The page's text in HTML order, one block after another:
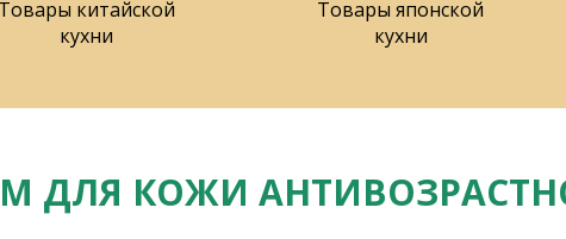
Товары китайской
кухни
Товары японской
кухни
ДЛЯ КОЖИ